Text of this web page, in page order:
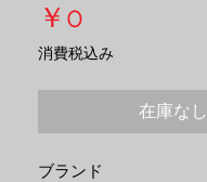
￥0
格
消費税込み
在庫なし
ブランド